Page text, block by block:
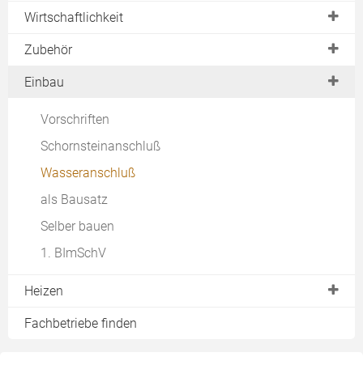
Designvarianten
Wasserführend
mit Pellets
richtige Heizleistung
Testberichte
Kaufen
Einzelofen
Wasserführend
Preise
Verbrauch
Förderung
Kaufen
Anschließen
Reinigen
Pelletofen ohne Strom
Wirtschaftlichkeit
Anschaffungspreise
laufende Kosten
Zubehör
Bodenplatte
Einbau
Vorschriften
Schornsteinanschluß
Wasseranschluß
als Bausatz
Selber bauen
1. BImSchV
Heizen
Brennstoffe
Fachbetriebe finden